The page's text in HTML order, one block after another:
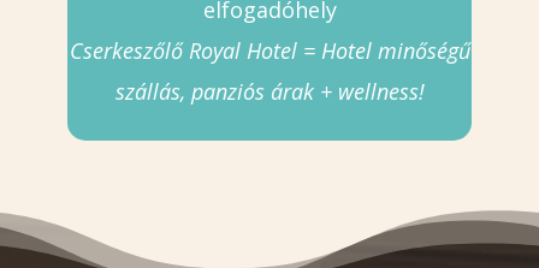
elfogadóhely
Cserkeszőlő Royal Hotel = Hotel minőségű
szállás, panziós árak + wellness!